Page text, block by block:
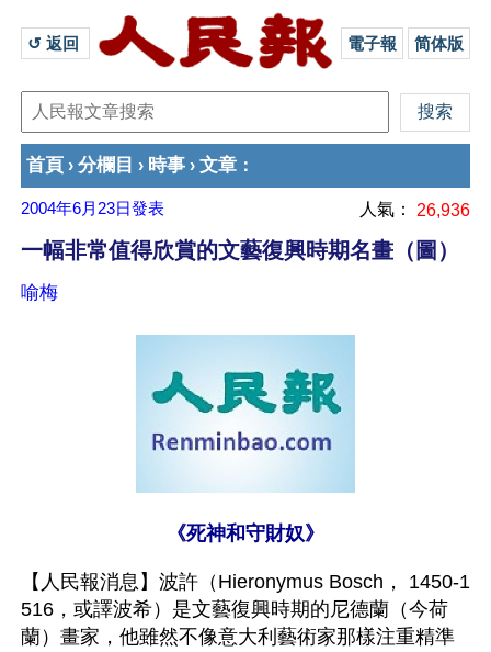
↺ 返回 電子報 简体版
首頁 › 分欄目 › 時事 › 文章 ：
2004年6月23日發表 人氣： 26,936
一幅非常值得欣賞的文藝復興時期名畫（圖）
喻梅
《死神和守財奴》
【人民報消息】波許（Hieronymus Bosch， 1450-1
516，或譯波希）是文藝復興時期的尼德蘭（今荷
蘭）畫家，他雖然不像意大利藝術家那樣注重精準